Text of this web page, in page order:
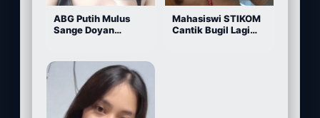
ABG Putih Mulus
Sange Doyan
Mahasiswi STIKOM
Cantik Bugil Lagi